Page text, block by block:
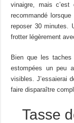
vinaigre, mais
recommandé
reposer 30 minutes.
frotter légèrement
Bien que les
estompées un peu
visibles. J’essaierai
faire disparaître
Tasse